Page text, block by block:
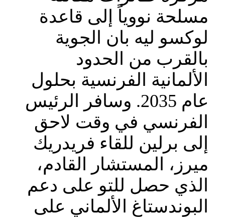
مسلحة نووياً إلى قاعدة
لوكسو ليه بان الجوية
بالقرب من الحدود
الألمانية الفرنسية بحلول
عام 2035. وسافر الرئيس
الفرنسي في وقت لاحق
إلى برلين للقاء فريدريك
ميرز، المستشار القادم،
الذي حصل للتو على دعم
البوندستاغ الألماني على